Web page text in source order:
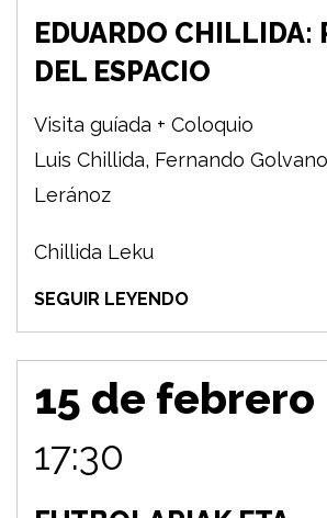
EDUARDO CHILLIDA:
DEL ESPACIO
Visita guíada + Coloquio
Luis Chillida, Fernando
Leránoz
Chillida Leku
SEGUIR LEYENDO
15 de febrero
17:30